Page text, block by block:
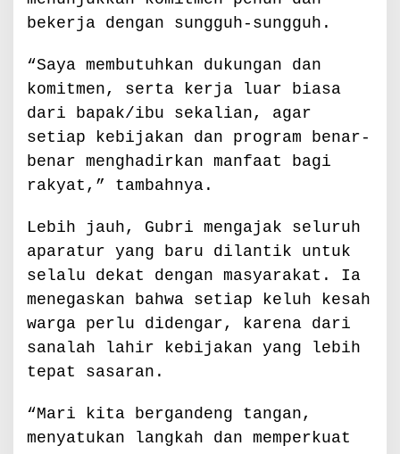
bekerja dengan sungguh-sungguh.
“Saya membutuhkan dukungan dan
komitmen, serta kerja luar biasa
dari bapak/ibu sekalian, agar
setiap kebijakan dan program benar-
benar menghadirkan manfaat bagi
rakyat,” tambahnya.
Lebih jauh, Gubri mengajak seluruh
aparatur yang baru dilantik untuk
selalu dekat dengan masyarakat. Ia
menegaskan bahwa setiap keluh kesah
warga perlu didengar, karena dari
sanalah lahir kebijakan yang lebih
tepat sasaran.
“Mari kita bergandeng tangan,
menyatukan langkah dan memperkuat